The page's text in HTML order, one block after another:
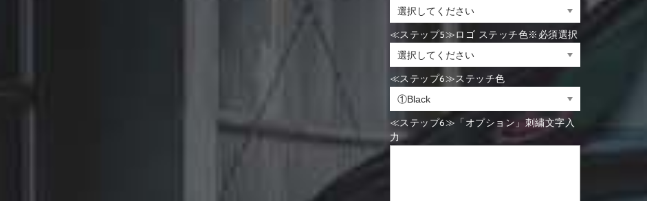
≪ステップ5≫ロゴ ステッチ色※必須選択
≪ステップ6≫ステッチ色
≪ステップ6≫「オプション」刺繍文字入
力